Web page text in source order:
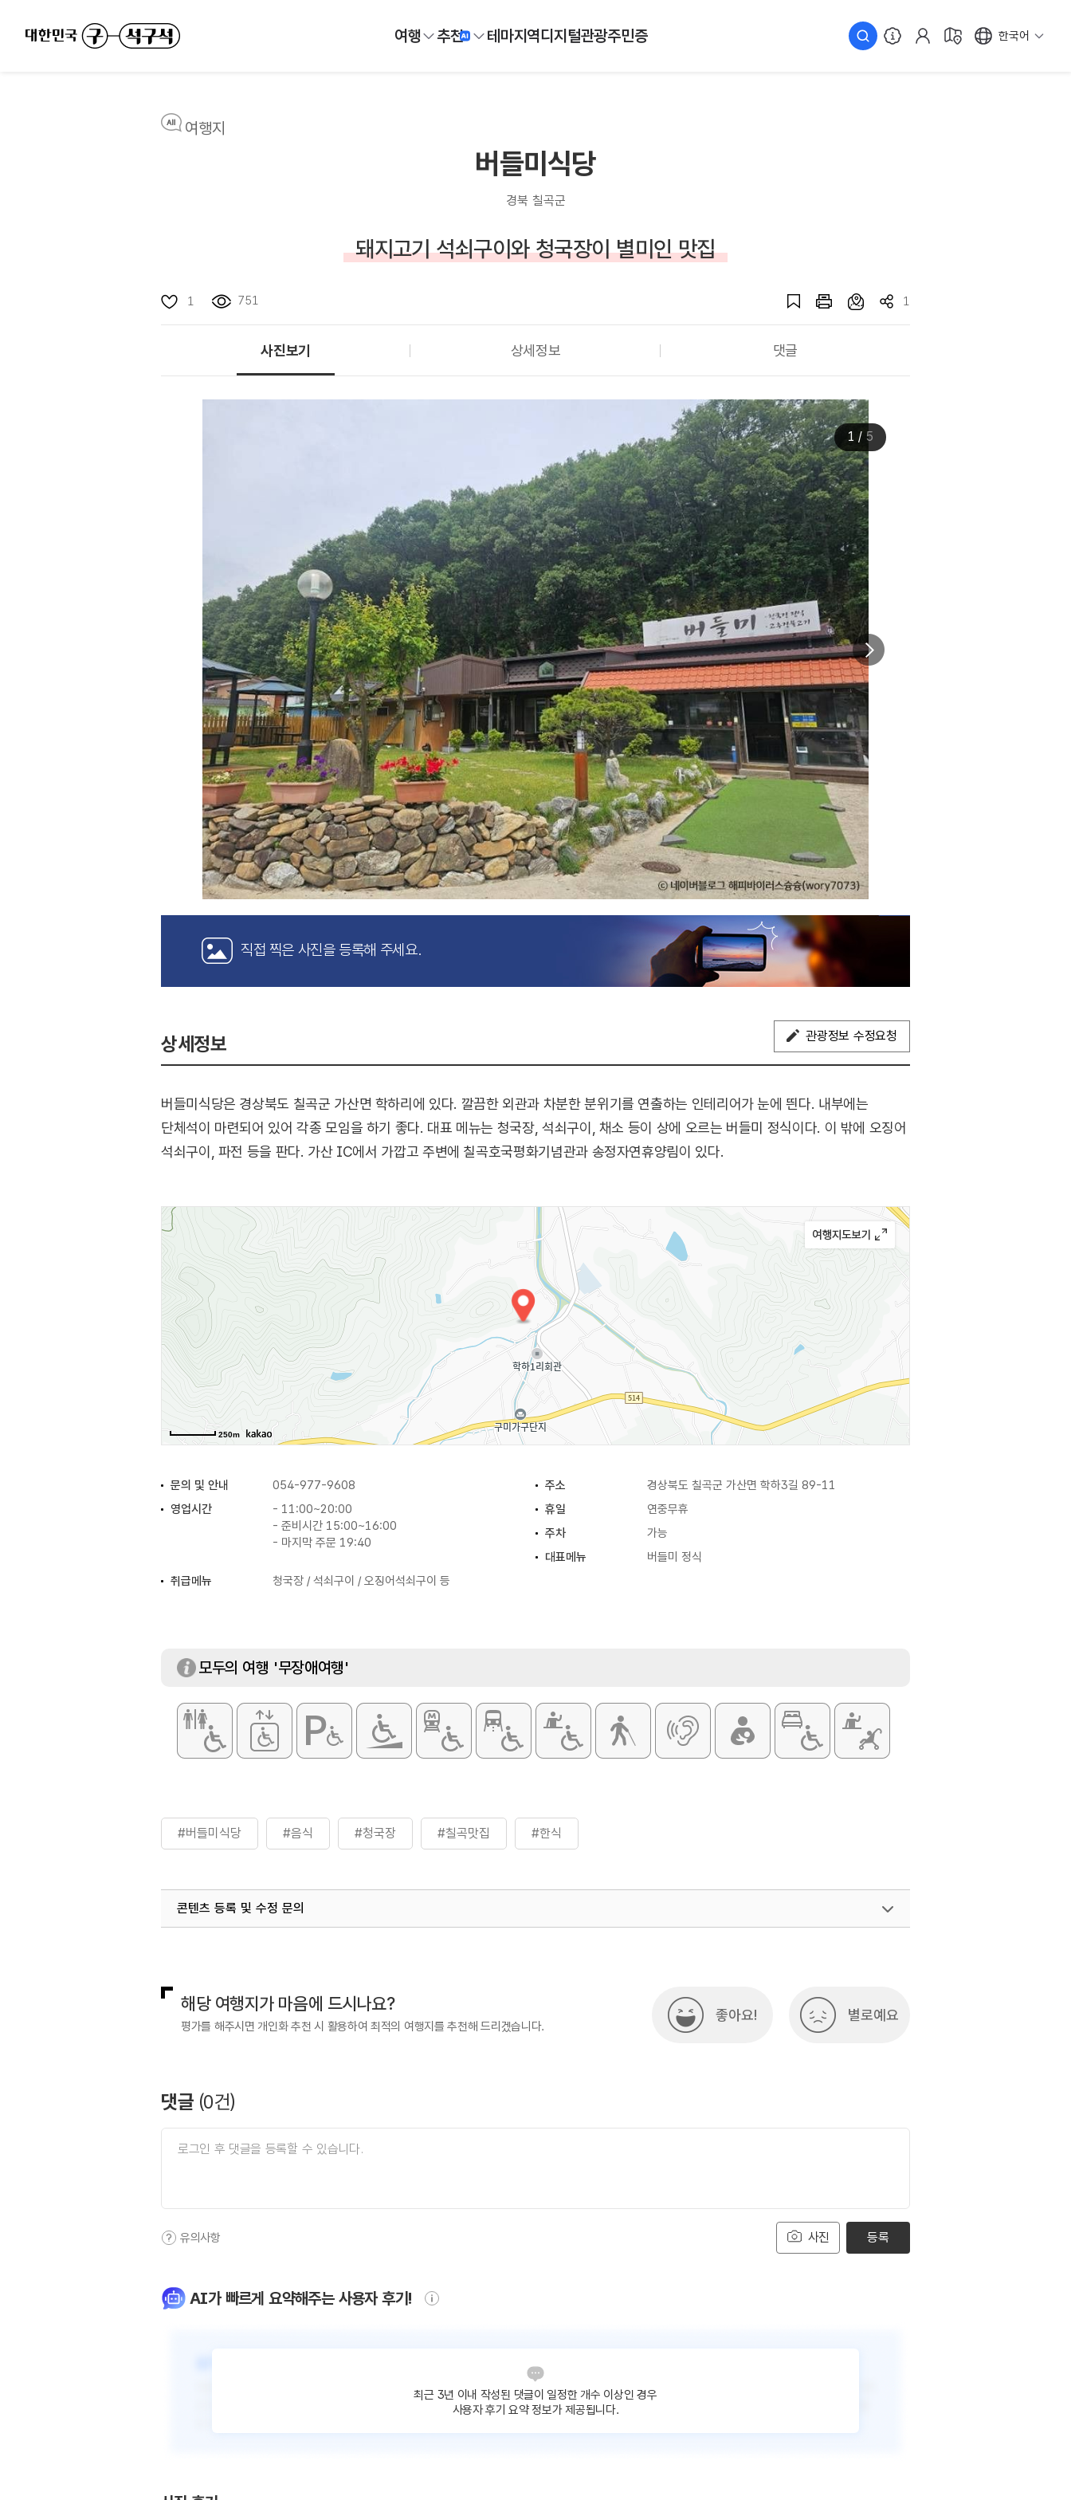
여행 추천 테마지역디지털관광주민증 한국어
여행지
버들미식당
경북 칠곡군
돼지고기 석쇠구이와 청국장이 별미인 맛집
1 751 1
사진보기 상세정보 댓글
1 / 5
직접 찍은 사진을 등록해 주세요.
상세정보 관광정보 수정요청
버들미식당은 경상북도 칠곡군 가산면 학하리에 있다. 깔끔한 외관과 차분한 분위기를 연출하는 인테리어가 눈에 띈다. 내부에는
단체석이 마련되어 있어 각종 모임을 하기 좋다. 대표 메뉴는 청국장, 석쇠구이, 채소 등이 상에 오르는 버들미 정식이다. 이 밖에 오징어
석쇠구이, 파전 등을 판다. 가산 IC에서 가깝고 주변에 칠곡호국평화기념관과 송정자연휴양림이 있다.
250m
문의 및 안내 054-977-9608 주소
경상북도 칠곡군 가산면 학하3길 89-11
영업시간
- 11:00~20:00
- 준비시간 15:00~16:00
- 마지막 주문 19:40
휴일
연중무휴
주차
가능
대표메뉴
버들미 정식
취급메뉴
청국장 / 석쇠구이 / 오징어석쇠구이 등
모두의 여행 '무장애여행'
#버들미식당 #음식 #청국장 #칠곡맛집 #한식
콘텐츠 등록 및 수정 문의
해당 여행지가 마음에 드시나요?
평가를 해주시면 개인화 추천 시 활용하여 최적의 여행지를 추천해 드리겠습니다.
좋아요! 별로예요
댓글 (0건)
사진
유의사항 등록
AI가 빠르게 요약해주는 사용자 후기!
최근 3년 이내 작성된 댓글이 일정한 개수 이상인 경우
사용자 후기 요약 정보가 제공됩니다.